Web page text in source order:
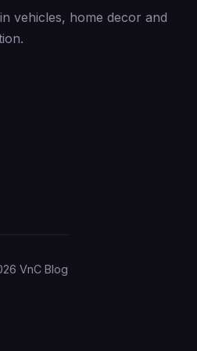
vehicles, home decor and
VnC Blog